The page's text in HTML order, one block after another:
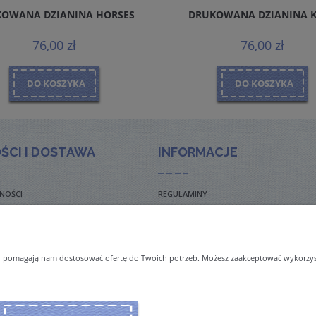
DZIANINA HORSES
76,00 zł
DO KOSZYKA
DRUKOWANA DZIANINA
76,00 zł
DO KOSZYKA
I DOSTAWA
ORDERS & SHIPMENT
INFORMACJE
REGULAMINY
nam dostosować ofertę do Twoich potrzeb. Możesz zaakceptować